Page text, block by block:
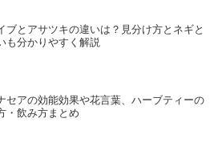
ブとアサツキの違いは？見分け方とネギと
も分かりやすく解説
セアの効能効果や花言葉、ハーブティーの
・飲み方まとめ